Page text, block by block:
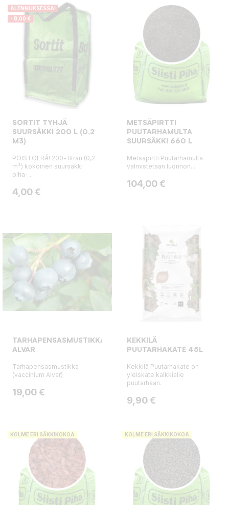
ALENNUKSESSA!
- 8,00 €
SORTIT TYHJÄ
SUURSÄKKI 200 L (0,2
M3)
POISTOERÄ! 200- litran (0,2
m³) kokoinen suursäkki
piha-...
Hinta
4,00 €
METSÄPIRTTI
PUUTARHAMULTA
SUURSÄKKI 660 L
Metsäpirtti Puutarhamulta
valmistetaan luonnon...
Hinta
104,00 €
TARHAPENSASMUSTIKKA
ALVAR
Tarhapensasmustikka
(vaccinium Alvar)
Hinta
19,00 €
KEKKILÄ
PUUTARHAKATE 45L
Kekkilä Puutarhakate on
yleiskate kaikkialle
puutarhaan.
Hinta
9,90 €
KOLME ERI SÄKKIKOKOA KOLME ERI SÄKKIKOKOA